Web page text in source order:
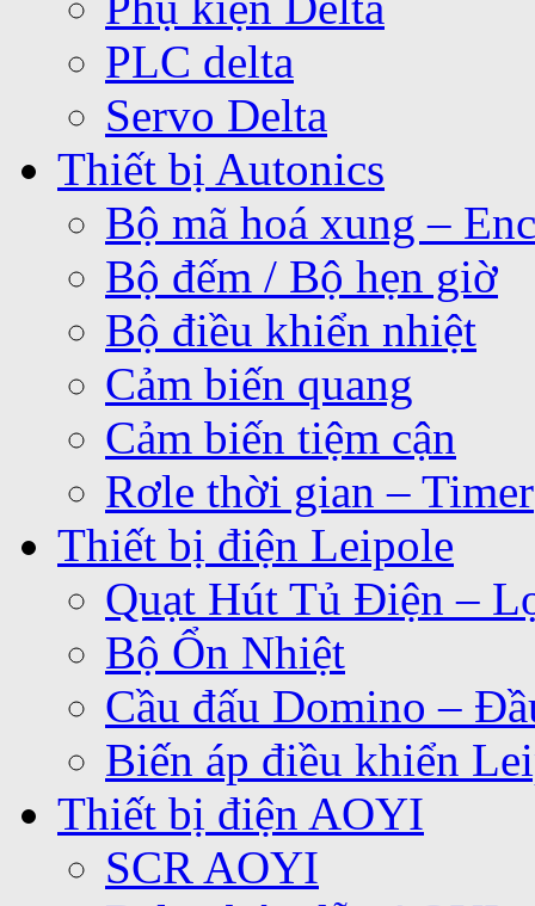
PLC delta
Servo Delta
Thiết bị Autonics
Bộ mã hoá xung –
Bộ đếm / Bộ hẹn giờ
Bộ điều khiển nhiệt
Cảm biến quang
Cảm biến tiệm cận
Rơle thời gian – Timer
Thiết bị điện Leipole
Quạt Hút Tủ Điện –
Bộ Ổn Nhiệt
Cầu đấu Domino –
Biến áp điều khiển
Thiết bị điện AOYI
SCR AOYI